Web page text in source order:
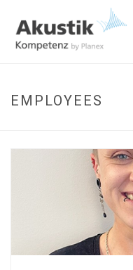
EMPLOYEES